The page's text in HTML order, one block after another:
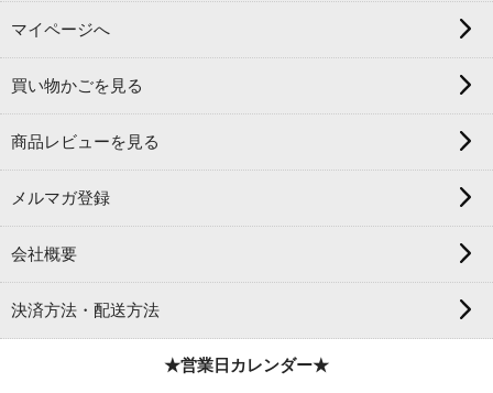
マイページへ
買い物かごを見る
商品レビューを見る
メルマガ登録
会社概要
決済方法・配送方法
★営業日カレンダー★